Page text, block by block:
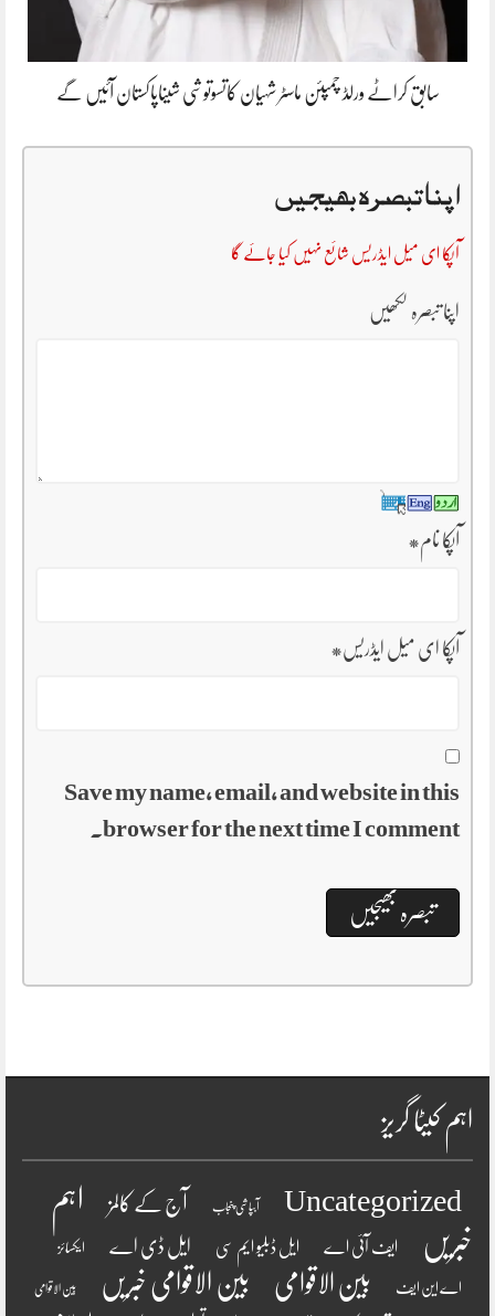
سابق کراٹے ورلڈ چمپئن ماسٹر شہیان کاتسوتوشی شیناپاکستان آئیں گے
اپنا تبصرہ بھیجیں
آپکا ای میل ایڈریس شائع نہیں کیا جائے گا
اپنا تبصرہ لکھیں
آپکا نام*
آپکا ای میل ایڈریس*
Save my name, email, and website in this
browser for the next time I comment.
اہم کیٹا گریز
Uncategorized آبپاشی پنجاب آج کے کالمز
اہم
خبریں
ایف آئی اے ایل ڈبلیو ایم سی ایل ڈی اے ایکسائز
اے این ایف بین الاقوامی بین الاقوامی خبریں بین الاقوامی